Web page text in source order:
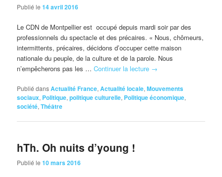
Publié le14 avril 2016
Le CDN de Montpellier est occupé depuis mardi soir par des
professionnels du spectacle et des précaires. « Nous, chômeurs,
intermittents, précaires, décidons d’occuper cette maison
nationale du peuple, de la culture et de la parole. Nous
n’empêcherons pas les …Continuer la lecture →
Publié dansActualité France,Actualité locale,Mouvements
sociaux, Politique,politique culturelle, Politique économique,
société,Théâtre
hTh. Oh nuits d’young !
Publié le10 mars 2016